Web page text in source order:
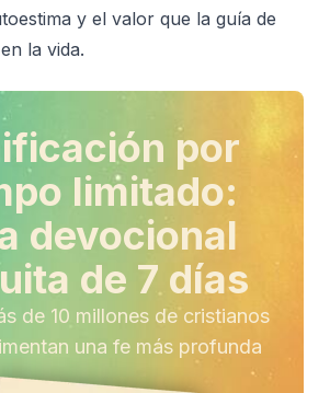
y el valor que la guía de
la vida.
por
limitado:
devocional
de 7 días
de 10 millones de cristianos
una fe más profunda